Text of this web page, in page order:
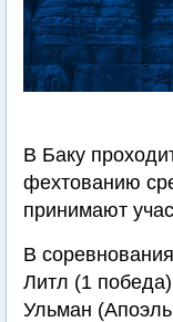
В Баку
фехтованию
принимают
В
Литл (1
Ульман